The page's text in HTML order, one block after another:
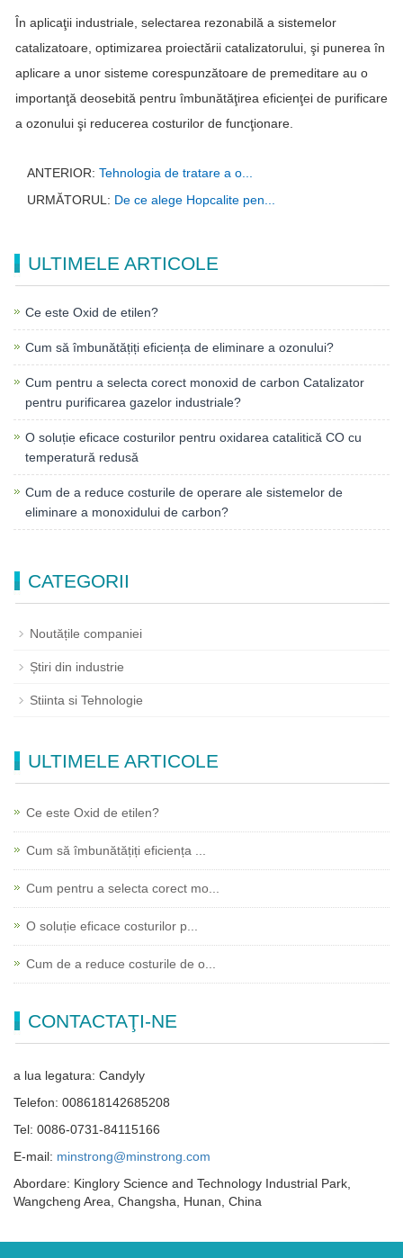
În aplicaţii industriale, selectarea rezonabilă a sistemelor
catalizatoare, optimizarea proiectării catalizatorului, şi punerea în
aplicare a unor sisteme corespunzătoare de premeditare au o
importanţă deosebită pentru îmbunătăţirea eficienţei de purificare
a ozonului şi reducerea costurilor de funcţionare.
ANTERIOR: Tehnologia de tratare a o...
URMĂTORUL: De ce alege Hopcalite pen...
ULTIMELE ARTICOLE
Ce este Oxid de etilen?
Cum să îmbunătățiți eficiența de eliminare a ozonului?
Cum pentru a selecta corect monoxid de carbon Catalizator
pentru purificarea gazelor industriale?
O soluție eficace costurilor pentru oxidarea catalitică CO cu
temperatură redusă
Cum de a reduce costurile de operare ale sistemelor de
eliminare a monoxidului de carbon?
CATEGORII
Noutățile companiei
Știri din industrie
Stiinta si Tehnologie
ULTIMELE ARTICOLE
Ce este Oxid de etilen?
Cum să îmbunătățiți eficiența ...
Cum pentru a selecta corect mo...
O soluție eficace costurilor p...
Cum de a reduce costurile de o...
CONTACTAŢI-NE
a lua legatura: Candyly
Telefon: 008618142685208
Tel: 0086-0731-84115166
E-mail: minstrong@minstrong.com
Abordare: Kinglory Science and Technology Industrial Park,
Wangcheng Area, Changsha, Hunan, China